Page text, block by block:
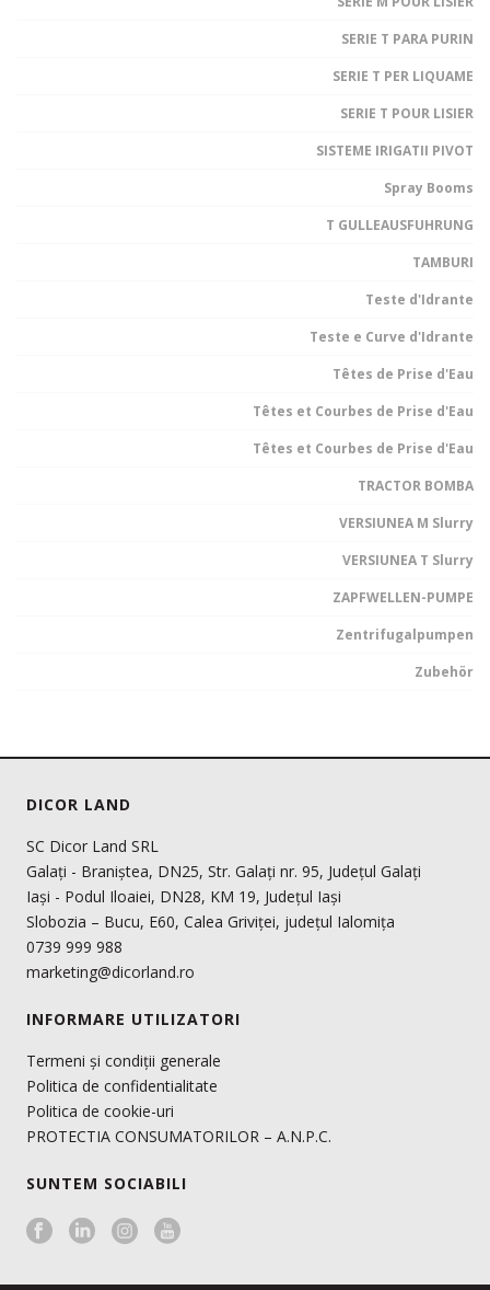
SERIE T PARA PURIN
SERIE T PER LIQUAME
SERIE T POUR LISIER
SISTEME IRIGATII PIVOT
Spray Booms
T GULLEAUSFUHRUNG
TAMBURI
Teste d'Idrante
Teste e Curve d'Idrante
Têtes de Prise d'Eau
Têtes et Courbes de Prise d'Eau
Têtes et Courbes de Prise d'Eau
TRACTOR BOMBA
VERSIUNEA M Slurry
VERSIUNEA T Slurry
ZAPFWELLEN-PUMPE
Zentrifugalpumpen
Zubehör
DICOR LAND
SC Dicor Land SRL
Galați - Braniștea, DN25, Str. Galați nr. 95, Județul Galați
Iași - Podul Iloaiei, DN28, KM 19, Județul Iași
Slobozia – Bucu, E60, Calea Griviței, județul Ialomița
0739 999 988
marketing@dicorland.ro
INFORMARE UTILIZATORI
Termeni și condiții generale
Politica de confidentialitate
Politica de cookie-uri
PROTECTIA CONSUMATORILOR – A.N.P.C.
SUNTEM SOCIABILI